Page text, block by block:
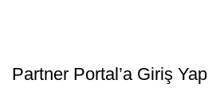
Partner Portal’a Giriş Yap